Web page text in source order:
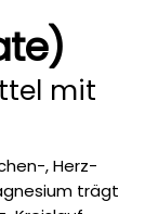
mit
, Herz-
trägt